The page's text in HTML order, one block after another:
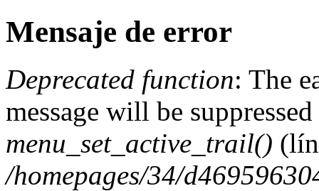
Mensaje de error
Deprecated function: The
message will be
menu_set_active_trail()
/homepages/34/